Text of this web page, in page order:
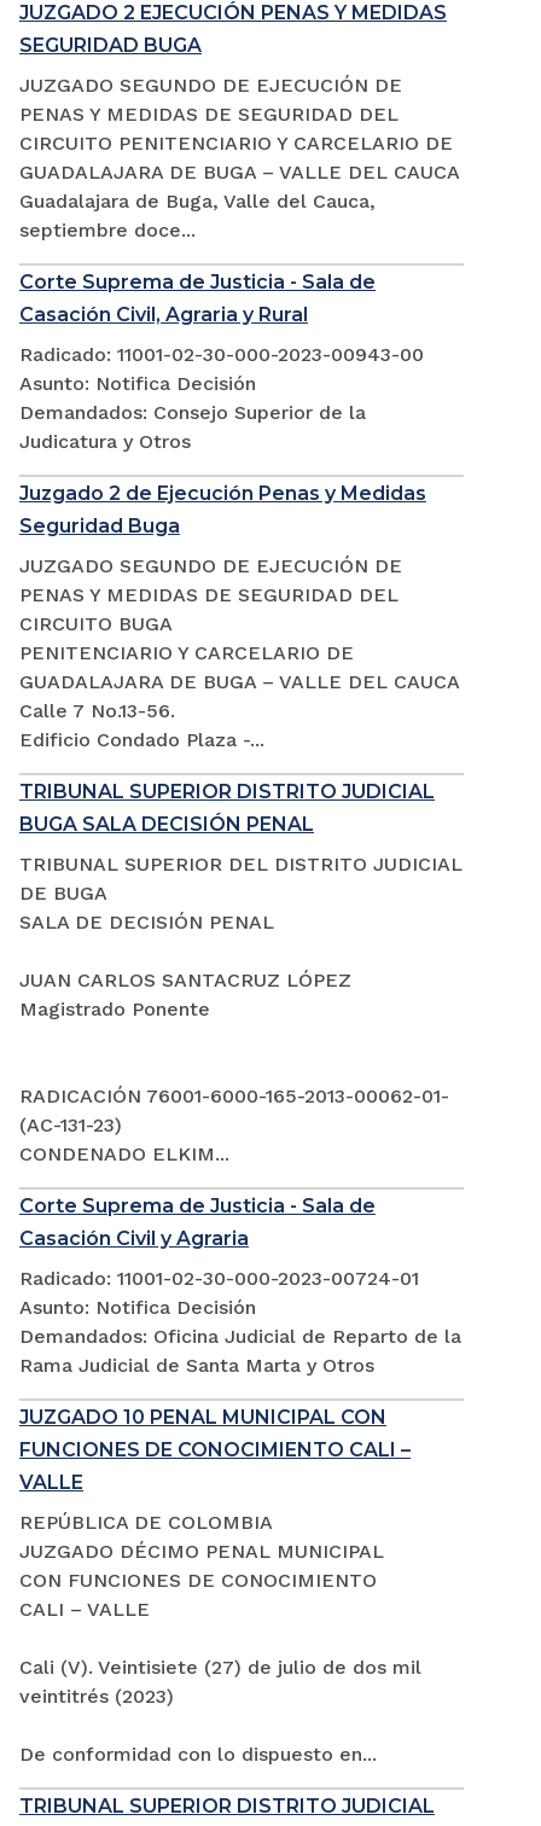
JUZGADO 2 EJECUCIÓN PENAS Y MEDIDAS
SEGURIDAD BUGA
JUZGADO SEGUNDO DE EJECUCIÓN DE
PENAS Y MEDIDAS DE SEGURIDAD DEL
CIRCUITO PENITENCIARIO Y CARCELARIO DE
GUADALAJARA DE BUGA – VALLE DEL CAUCA
Guadalajara de Buga, Valle del Cauca,
septiembre doce...
Corte Suprema de Justicia - Sala de
Casación Civil, Agraria y Rural
Radicado: 11001-02-30-000-2023-00943-00
Asunto: Notifica Decisión
Demandados: Consejo Superior de la
Judicatura y Otros
Juzgado 2 de Ejecución Penas y Medidas
Seguridad Buga
JUZGADO SEGUNDO DE EJECUCIÓN DE
PENAS Y MEDIDAS DE SEGURIDAD DEL
CIRCUITO BUGA
PENITENCIARIO Y CARCELARIO DE
GUADALAJARA DE BUGA – VALLE DEL CAUCA
Calle 7 No.13-56.
Edificio Condado Plaza -...
TRIBUNAL SUPERIOR DISTRITO JUDICIAL
BUGA SALA DECISIÓN PENAL
TRIBUNAL SUPERIOR DEL DISTRITO JUDICIAL
DE BUGA
SALA DE DECISIÓN PENAL
JUAN CARLOS SANTACRUZ LÓPEZ
Magistrado Ponente
RADICACIÓN 76001-6000-165-2013-00062-01-
(AC-131-23)
CONDENADO ELKIM...
Corte Suprema de Justicia - Sala de
Casación Civil y Agraria
Radicado: 11001-02-30-000-2023-00724-01
Asunto: Notifica Decisión
Demandados: Oficina Judicial de Reparto de la
Rama Judicial de Santa Marta y Otros
JUZGADO 10 PENAL MUNICIPAL CON
FUNCIONES DE CONOCIMIENTO CALI –
VALLE
REPÚBLICA DE COLOMBIA
JUZGADO DÉCIMO PENAL MUNICIPAL
CON FUNCIONES DE CONOCIMIENTO
CALI – VALLE
Cali (V). Veintisiete (27) de julio de dos mil
veintitrés (2023)
De conformidad con lo dispuesto en...
TRIBUNAL SUPERIOR DISTRITO JUDICIAL